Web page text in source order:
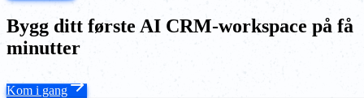
Bygg ditt første AI CRM-workspace på få
minutter
Kom i gang